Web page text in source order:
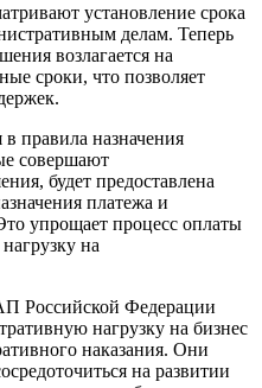
установление срока
делам. Теперь
возлагается на
сроки, что позволяет
правила назначения
совершают
будет предоставлена
платежа и
упрощает процесс оплаты
на
Российской Федерации
нагрузку на бизнес
наказания. Они
на развитии